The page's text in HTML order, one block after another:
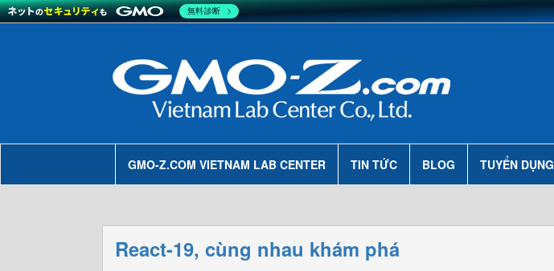
GMO-Z.COM VIETNAM LAB CENTER TIN TỨC BLOG TUYỂN DỤNG
React-19, cùng nhau khám phá
無料診断